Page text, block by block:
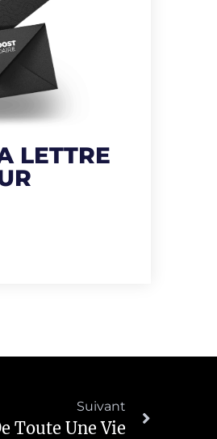
LETTRE
Suivant
Toute Une Vie